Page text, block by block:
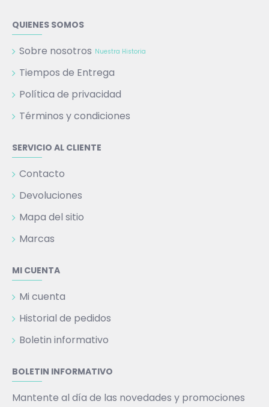
QUIENES SOMOS
Sobre nosotros Nuestra Historia
Tiempos de Entrega
Política de privacidad
Términos y condiciones
SERVICIO AL CLIENTE
Contacto
Devoluciones
Mapa del sitio
Marcas
MI CUENTA
Mi cuenta
Historial de pedidos
Boletin informativo
BOLETIN INFORMATIVO
Mantente al día de las novedades y promociones